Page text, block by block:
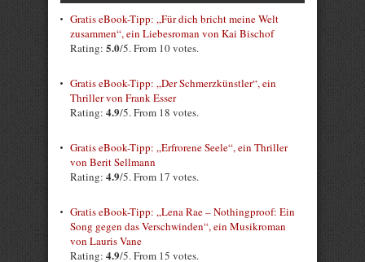
Gratis eBook-Tipp: „Für dich bricht meine Welt
zusammen“, ein Liebesroman von Kai Bischof
Rating: 5.0/5. From 10 votes.
Gratis eBook-Tipp: „Der Schmerzkünstler“, ein
Thriller von Frank Esser
Rating: 4.9/5. From 18 votes.
Gratis eBook-Tipp: „Erfrorene Seele“, ein Thriller
von Berit Sellmann
Rating: 4.9/5. From 17 votes.
Gratis eBook-Tipp: „Lena Rae – Nothingproof: Ein
Song gegen das Verschwinden“, ein Musikroman
von Lauris Vane
Rating: 4.9/5. From 15 votes.